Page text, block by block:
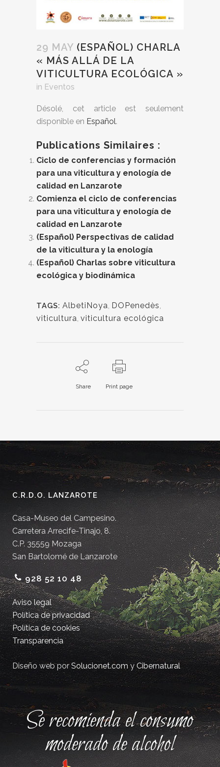
29 MAY (ESPAÑOL) CHARLA
« MÁS ALLÁ DE LA
VITICULTURA ECOLÓGICA »
in Eventos
Désolé, cet article est seulement
disponible en Español.
Publications Similaires :
Ciclo de conferencias y formación
para una viticultura y enología de
calidad en Lanzarote
Comienza el ciclo de conferencias
para una viticultura y enología de
calidad en Lanzarote
(Español) Perspectivas de calidad
de la viticultura y la enología
(Español) Charlas sobre viticultura
ecológica y biodinámica
TAGS: AlbetiNoya, DOPenedès,
viticultura, viticultura ecológica
Share Print page
C.R.D.O. LANZAROTE
Casa-Museo del Campesino.
Carretera Arrecife-Tinajo, 8.
C.P. 35559 Mozaga
San Bartolomé de Lanzarote
928 52 10 48
Aviso legal
Política de privacidad
Política de cookies
Transparencia
Diseño web porSolucionet.comyCibernatural
Se recomienda el consumo
moderado de alcohol